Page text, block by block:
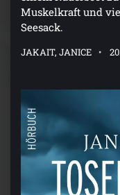
Muskelkraft und
Seesack.
JAKAIT, JANICE